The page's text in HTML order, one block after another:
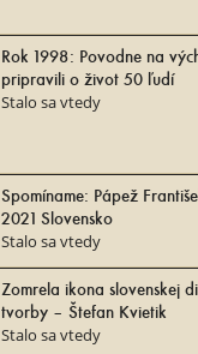
Rok 1998: Povodne na
pripravili o život 50 ľudí
Stalo sa vtedy
Spomíname: Pápež
2021 Slovensko
Stalo sa vtedy
Zomrela ikona slovenskej
tvorby – Štefan Kvietik
Stalo sa vtedy